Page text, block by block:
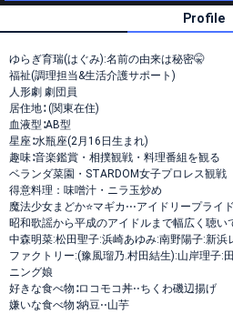
Profile
ゆらぎ育瑞(はぐみ):名前の由来は秘密🤫
福祉(調理担当&生活介護サポート)
人形劇 劇団員
居住地∶ (関東在住)
血液型∶AB型
星座∶水瓶座(2月16日生まれ)
趣味∶音楽鑑賞・相撲観戦・料理番組を観る
ベランダ菜園・STARDOM女子プロレス観戦
得意料理：味噌汁・ニラ玉炒め
魔法少女まどか⭐マギカ⋅⋅⋅アイドリープライド
昭和歌謡から平成のアイドルまで幅広く聴い
中森明菜:松田聖子:浜崎あゆみ:南野陽子:新浜
ファクトリー:(豫風瑠乃.村田結生):山岸理子:
ニング娘
好きな食べ物∶ロコモコ丼⋅⋅ちくわ磯辺揚げ
嫌いな食べ物∶納豆⋅⋅山芋